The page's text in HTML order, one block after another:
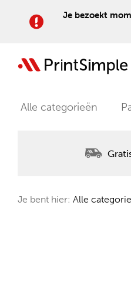
Je bezoekt
Alle categorieën
Je bent hier: Alle